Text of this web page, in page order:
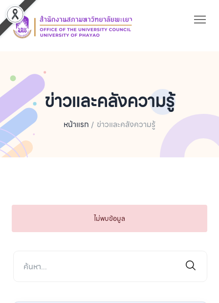
ข่าวและคลังความรู้
หน้าแรก ข่าวและคลังความรู้
ไม่พบข้อมูล